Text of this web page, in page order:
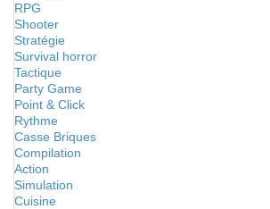
RPG
Shooter
Stratégie
Survival horror
Tactique
Party Game
Point & Click
Rythme
Casse Briques
Compilation
Action
Simulation
Cuisine